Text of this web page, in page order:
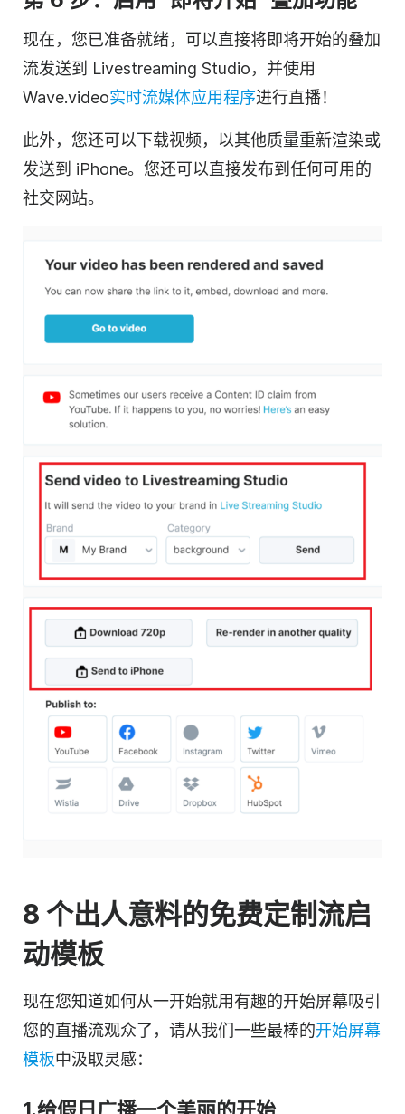
现在，您已准备就绪，可以直接将即将开始的叠加
流发送到 Livestreaming Studio，并使用
Wave.video实时流媒体应用程序进行直播！
此外，您还可以下载视频，以其他质量重新渲染或
发送到 iPhone。您还可以直接发布到任何可用的
社交网站。
8 个出人意料的免费定制流启
动模板
现在您知道如何从一开始就用有趣的开始屏幕吸引
您的直播流观众了，请从我们一些最棒的开始屏幕
模板中汲取灵感：